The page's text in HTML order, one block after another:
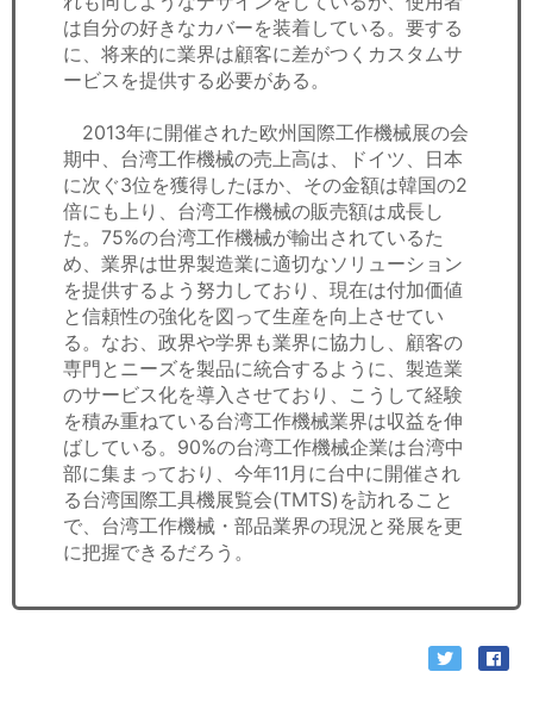
は自分の好きなカバーを装着している。要する
に、将来的に業界は顧客に差がつくカスタムサ
ービスを提供する必要がある。
2013年に開催された欧州国際工作機械展の会
期中、台湾工作機械の売上高は、ドイツ、日本
に次ぐ3位を獲得したほか、その金額は韓国の2
倍にも上り、台湾工作機械の販売額は成長し
た。75%の台湾工作機械が輸出されているた
め、業界は世界製造業に適切なソリューション
を提供するよう努力しており、現在は付加価値
と信頼性の強化を図って生産を向上させてい
る。なお、政界や学界も業界に協力し、顧客の
専門とニーズを製品に統合するように、製造業
のサービス化を導入させており、こうして経験
を積み重ねている台湾工作機械業界は収益を伸
ばしている。90%の台湾工作機械企業は台湾中
部に集まっており、今年11月に台中に開催され
る台湾国際工具機展覧会(TMTS)を訪れること
で、台湾工作機械・部品業界の現況と発展を更
に把握できるだろう。